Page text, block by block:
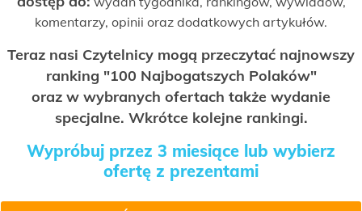
komentarzy, opinii oraz dodatkowych artykułów.
Teraz nasi Czytelnicy mogą przeczytać najnowszy
ranking "100 Najbogatszych Polaków"
oraz w wybranych ofertach także wydanie
specjalne. Wkrótce kolejne rankingi.
Wypróbuj przez 3 miesiące lub wybierz
ofertę z prezentami